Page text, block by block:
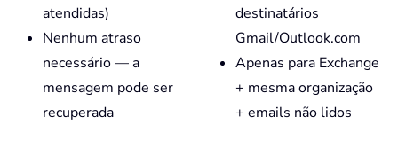
atendidas)
Nenhum atraso
necessário — a
mensagem pode ser
recuperada
destinatários
Gmail/Outlook.com
Apenas para Exchange
+ mesma organização
+ emails não lidos